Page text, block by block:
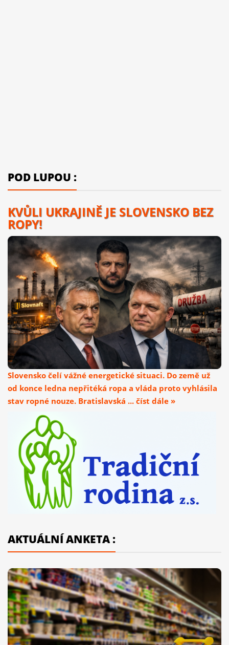
POD LUPOU :
KVŮLI UKRAJINĚ JE SLOVENSKO BEZ
ROPY!
Slovensko čelí vážné energetické situaci. Do země už
od konce ledna nepřitéká ropa a vláda proto vyhlásila
stav ropné nouze. Bratislavská ... číst dále »
AKTUÁLNÍ ANKETA :